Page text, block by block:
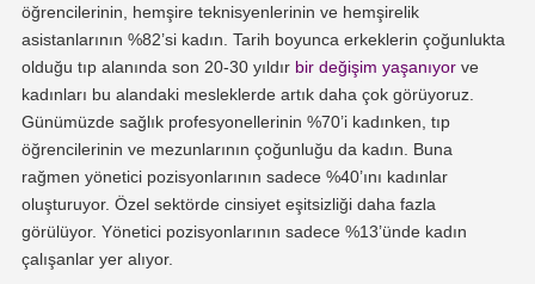
öğrencilerinin, hemşire teknisyenlerinin ve hemşirelik
asistanlarının %82’si kadın. Tarih boyunca erkeklerin çoğunlukta
olduğu tıp alanında son 20-30 yıldır bir değişim yaşanıyorve
kadınları bu alandaki mesleklerde artık daha çok görüyoruz.
Günümüzde sağlık profesyonellerinin %70’i kadınken, tıp
öğrencilerinin ve mezunlarının çoğunluğu da kadın. Buna
rağmen yönetici pozisyonlarının sadece %40’ını kadınlar
oluşturuyor. Özel sektörde cinsiyet eşitsizliği daha fazla
görülüyor. Yönetici pozisyonlarının sadece %13’ünde kadın
çalışanlar yer alıyor.